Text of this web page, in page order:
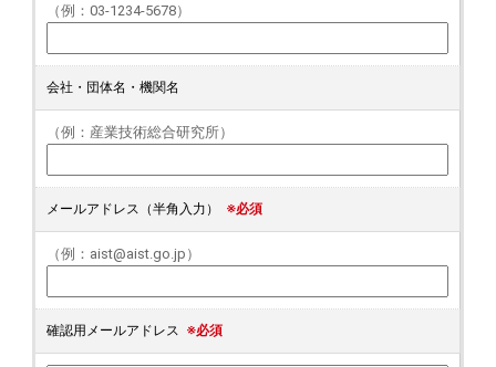
（例：03-1234-5678）
会社・団体名・機関名
（例：産業技術総合研究所）
メールアドレス（半角入力） ※必須
（例：aist@aist.go.jp）
確認用メールアドレス ※必須